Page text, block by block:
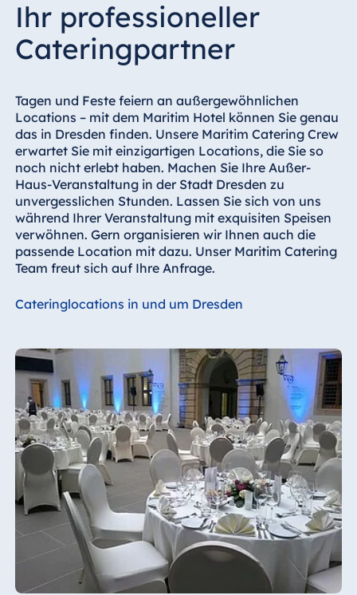
Ihr professioneller
Cateringpartner
Tagen und Feste feiern an außergewöhnlichen
Locations – mit dem Maritim Hotel können Sie genau
das in Dresden finden. Unsere Maritim Catering Crew
erwartet Sie mit einzigartigen Locations, die Sie so
noch nicht erlebt haben. Machen Sie Ihre Außer-
Haus-Veranstaltung in der Stadt Dresden zu
unvergesslichen Stunden. Lassen Sie sich von uns
während Ihrer Veranstaltung mit exquisiten Speisen
verwöhnen. Gern organisieren wir Ihnen auch die
passende Location mit dazu. Unser Maritim Catering
Team freut sich auf Ihre Anfrage.
Cateringlocations in und um Dresden